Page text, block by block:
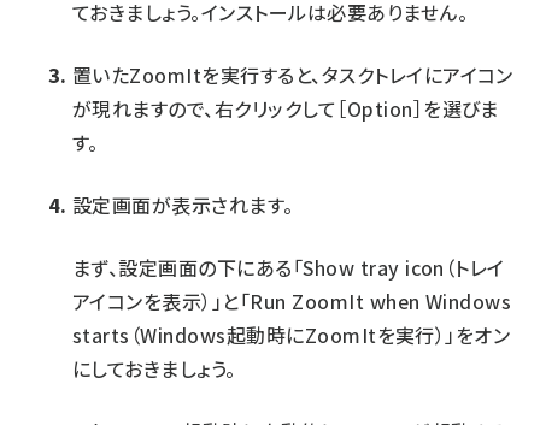
ておきましょう。インストールは必要ありません。
置いたZoomItを実行すると、タスクトレイにアイコン
が現れますので、右クリックして［Option］を選びま
す。
設定画面が表示されます。
まず、設定画面の下にある「Show tray icon（トレイ
アイコンを表示）」と「Run ZoomIt when Windows
starts（Windows起動時にZoomItを実行）」をオン
にしておきましょう。